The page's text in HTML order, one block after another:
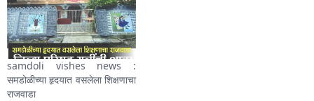
samdoli vishes news :
समडोळीच्या हृदयात वसलेला शिक्षणाचा
राजवाडा